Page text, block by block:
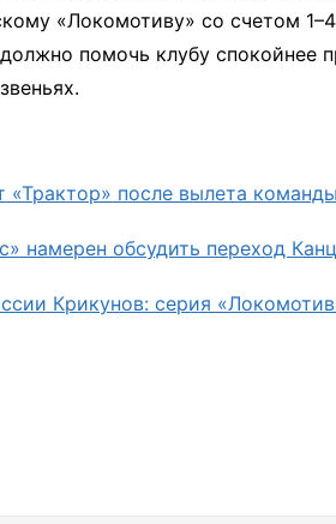
«Локомотиву» со счетом
помочь клубу спокойнее
«Трактор» после вылета
намерен обсудить переход
Крикунов: серия